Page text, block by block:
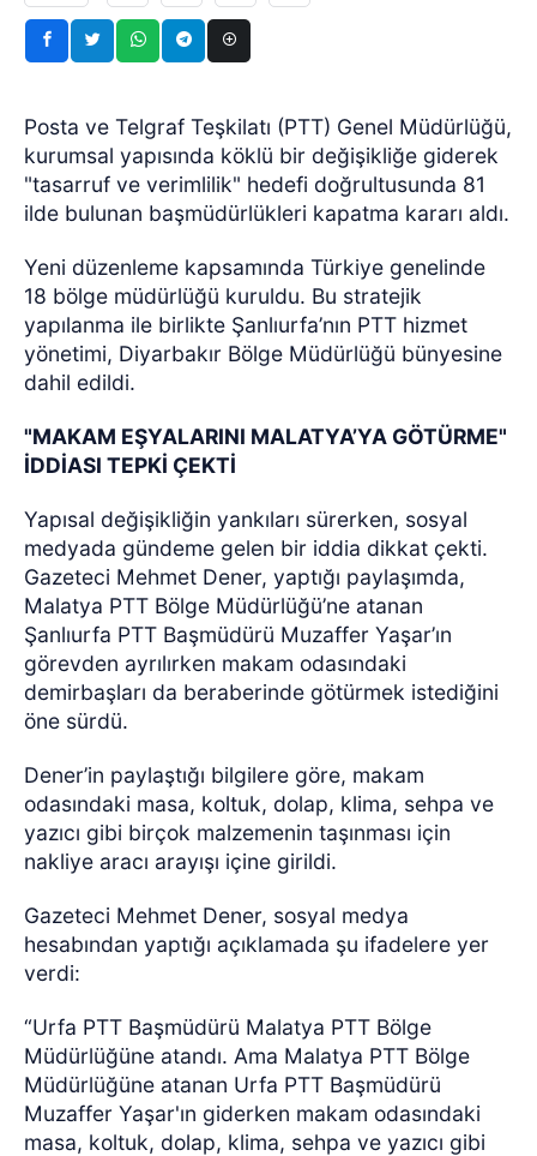
Posta ve Telgraf Teşkilatı (PTT) Genel Müdürlüğü,
kurumsal yapısında köklü bir değişikliğe giderek
"tasarruf ve verimlilik" hedefi doğrultusunda 81
ilde bulunan başmüdürlükleri kapatma kararı aldı.
Yeni düzenleme kapsamında Türkiye genelinde
18 bölge müdürlüğü kuruldu. Bu stratejik
yapılanma ile birlikte Şanlıurfa’nın PTT hizmet
yönetimi, Diyarbakır Bölge Müdürlüğü bünyesine
dahil edildi.
"MAKAM EŞYALARINI MALATYA’YA GÖTÜRME"
İDDİASI TEPKİ ÇEKTİ
Yapısal değişikliğin yankıları sürerken, sosyal
medyada gündeme gelen bir iddia dikkat çekti.
Gazeteci Mehmet Dener, yaptığı paylaşımda,
Malatya PTT Bölge Müdürlüğü’ne atanan
Şanlıurfa PTT Başmüdürü Muzaffer Yaşar’ın
görevden ayrılırken makam odasındaki
demirbaşları da beraberinde götürmek istediğini
öne sürdü.
Dener’in paylaştığı bilgilere göre, makam
odasındaki masa, koltuk, dolap, klima, sehpa ve
yazıcı gibi birçok malzemenin taşınması için
nakliye aracı arayışı içine girildi.
Gazeteci Mehmet Dener, sosyal medya
hesabından yaptığı açıklamada şu ifadelere yer
verdi:
“Urfa PTT Başmüdürü Malatya PTT Bölge
Müdürlüğüne atandı. Ama Malatya PTT Bölge
Müdürlüğüne atanan Urfa PTT Başmüdürü
Muzaffer Yaşar'ın giderken makam odasındaki
masa, koltuk, dolap, klima, sehpa ve yazıcı gibi